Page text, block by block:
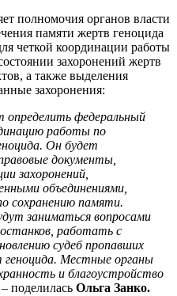
полномочия органов власти
памяти жертв геноцида
четкой координации работы
захоронений жертв
а также выделения
захоронения:
федеральный
работы по
Он будет
документы,
захоронений,
объединениями,
сохранению памяти.
заниматься вопросами
останков, работать с
судеб пропавших
Местные органы
и благоустройство
поделилась Ольга Занко.